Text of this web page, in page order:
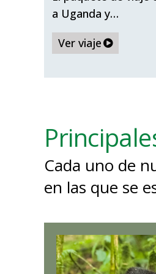
a Uganda y…
Ver viaje
Cada uno de
en las que se